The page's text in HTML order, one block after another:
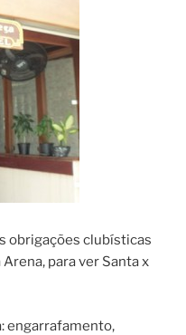
obrigações clubísticas
para ver Santa x
engarrafamento,